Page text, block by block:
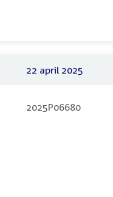
22 april 2025
2025P06680